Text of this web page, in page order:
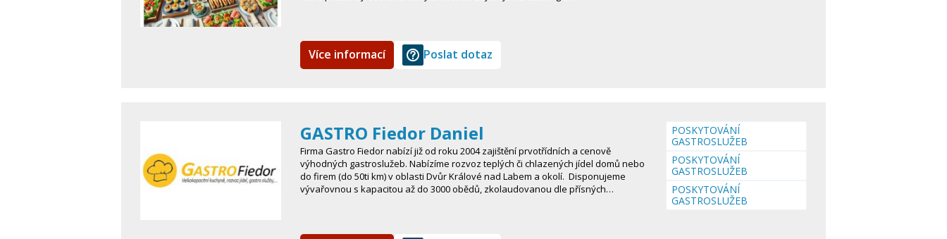
Více informací Poslat dotaz
GASTRO Fiedor Daniel
Firma Gastro Fiedor nabízí již od roku 2004 zajištění prvotřídních a cenově
výhodných gastroslužeb. Nabízíme rozvoz teplých či chlazených jídel domů nebo
do firem (do 50ti km) v oblasti Dvůr Králové nad Labem a okolí. Disponujeme
vývařovnou s kapacitou až do 3000 obědů, zkolaudovanou dle přísných…
POSKYTOVÁNÍ
GASTROSLUŽEB
POSKYTOVÁNÍ
GASTROSLUŽEB
POSKYTOVÁNÍ
GASTROSLUŽEB